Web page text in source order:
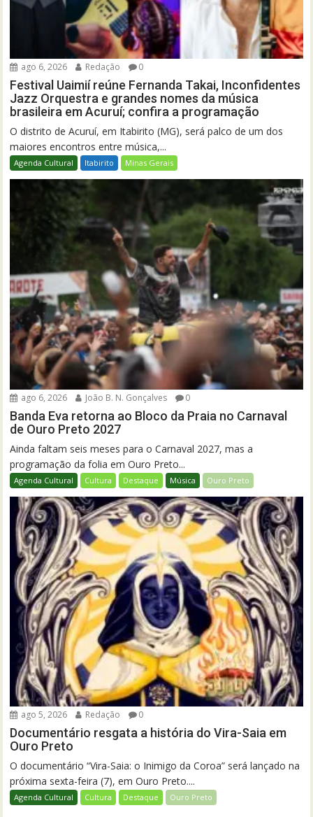
ago 6, 2026 Redação 0
Festival Uaimií reúne Fernanda Takai, Inconfidentes
Jazz Orquestra e grandes nomes da música
brasileira em Acuruí; confira a programação
O distrito de Acuruí, em Itabirito (MG), será palco de um dos
maiores encontros entre música,...
Agenda Cultural Itabirito Minas Gerais
ago 6, 2026 João B. N. Gonçalves 0
Banda Eva retorna ao Bloco da Praia no Carnaval
de Ouro Preto 2027
Ainda faltam seis meses para o Carnaval 2027, mas a
programação da folia em Ouro Preto...
Agenda Cultural Cultura Destaque Música Ouro Preto
ago 5, 2026 Redação 0
Documentário resgata a história do Vira-Saia em
Ouro Preto
O documentário “Vira-Saia: o Inimigo da Coroa” será lançado na
próxima sexta-feira (7), em Ouro Preto....
Agenda Cultural Cultura Destaque Ouro Preto